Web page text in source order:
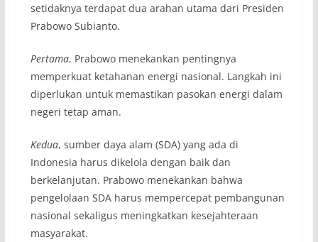
setidaknya terdapat dua arahan utama dari Presiden
Prabowo Subianto.
Pertama, Prabowo menekankan pentingnya
memperkuat ketahanan energi nasional. Langkah ini
diperlukan untuk memastikan pasokan energi dalam
negeri tetap aman.
Kedua, sumber daya alam (SDA) yang ada di
Indonesia harus dikelola dengan baik dan
berkelanjutan. Prabowo menekankan bahwa
pengelolaan SDA harus mempercepat pembangunan
nasional sekaligus meningkatkan kesejahteraan
masyarakat.